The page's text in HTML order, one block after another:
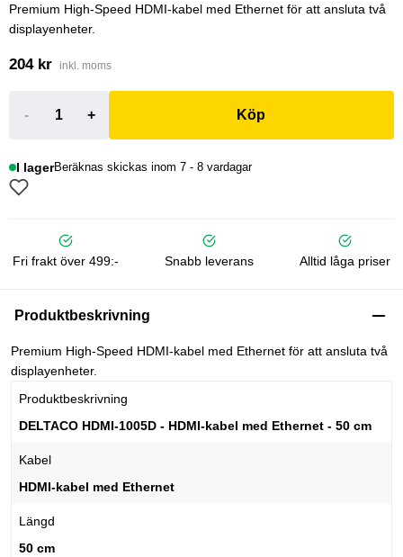
Premium High-Speed HDMI-kabel med Ethernet för att ansluta två
displayenheter.
204 kr inkl. moms
- + Köp
I lagerBeräknas skickas inom 7 - 8 vardagar
Fri frakt över 499:- Snabb leverans Alltid låga priser
Produktbeskrivning
Premium High-Speed HDMI-kabel med Ethernet för att ansluta två
displayenheter.
Produktbeskrivning
DELTACO HDMI-1005D - HDMI-kabel med Ethernet - 50 cm
Kabel
HDMI-kabel med Ethernet
Längd
50 cm